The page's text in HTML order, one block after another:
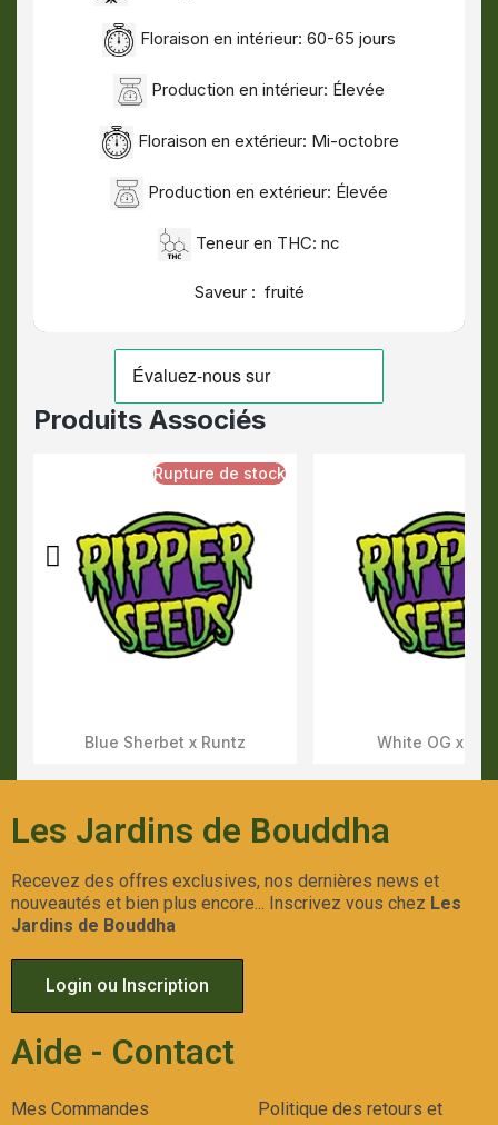
Floraison en intérieur: 60-65 jours
Production en intérieur: Élevée
Floraison en extérieur: Mi-octobre
Production en extérieur: Élevée
Teneur en THC: nc
Saveur : fruité
Produits Associés
Aperçu Rapide
Rupture de stock
Blue Sherbet x Runtz Aperçu
White OG x
Les Jardins de Bouddha
Recevez des offres exclusives, nos dernières news et
nouveautés et bien plus encore... Inscrivez vous chez Les
Jardins de Bouddha
Login ou Inscription
Aide - Contact
Mes Commandes Politique des retours et